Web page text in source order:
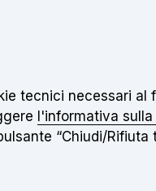
Il
tecnici necessari
l'informativa
“Chiudi/